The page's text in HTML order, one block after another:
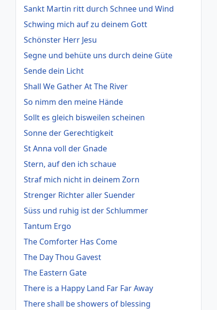
Sankt Martin ritt durch Schnee und Wind
Schwing mich auf zu deinem Gott
Schönster Herr Jesu
Segne und behüte uns durch deine Güte
Sende dein Licht
Shall We Gather At The River
So nimm den meine Hände
Sollt es gleich bisweilen scheinen
Sonne der Gerechtigkeit
St Anna voll der Gnade
Stern, auf den ich schaue
Straf mich nicht in deinem Zorn
Strenger Richter aller Suender
Süss und ruhig ist der Schlummer
Tantum Ergo
The Comforter Has Come
The Day Thou Gavest
The Eastern Gate
There is a Happy Land Far Far Away
There shall be showers of blessing